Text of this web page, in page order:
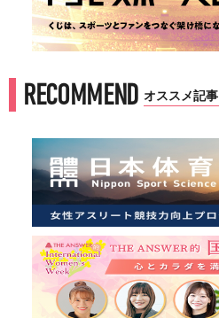
RECOMMEND オススメ記事